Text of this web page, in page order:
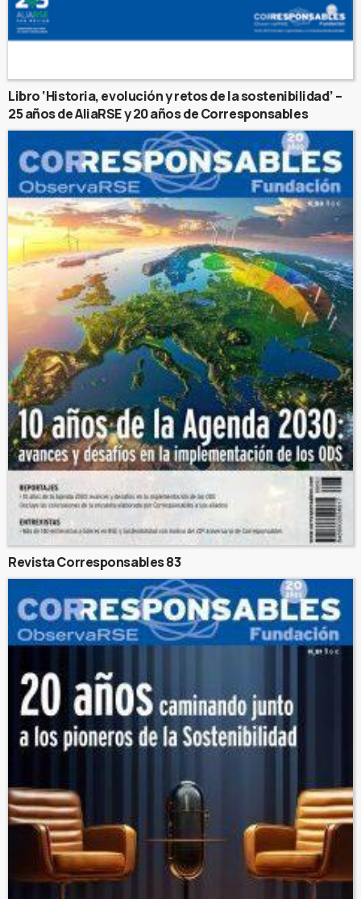
Libro ‘Historia, evolución y retos de la sostenibilidad’ –
25 años de AliaRSE y 20 años de Corresponsables
Revista Corresponsables 83